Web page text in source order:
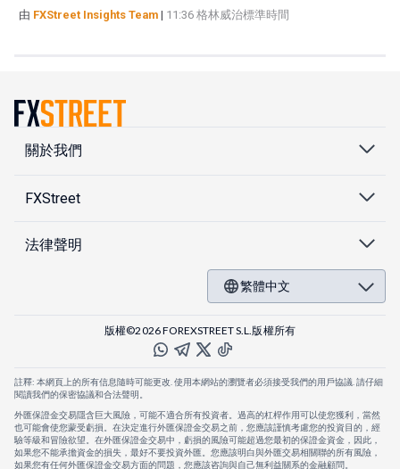
由 FXStreet Insights Team | 11:36 格林威治標準時間
關於我們
FXStreet
法律聲明
繁體中文
版權©2026 FOREXSTREET S.L.版權所有
註釋: 本網頁上的所有信息隨時可能更改. 使用本網站的瀏覽者必須接受我們的用戶協議. 請仔細
閱讀我們的保密協議和合法聲明。
外匯保證金交易隱含巨大風險，可能不適合所有投資者。過高的杠桿作用可以使您獲利，當然
也可能會使您蒙受虧損。在決定進行外匯保證金交易之前，您應該謹慎考慮您的投資目的，經
驗等級和冒險欲望。在外匯保證金交易中，虧損的風險可能超過您最初的保證金資金，因此，
如果您不能承擔資金的損失，最好不要投資外匯。您應該明白與外匯交易相關聯的所有風險，
如果您有任何外匯保證金交易方面的問題，您應該咨詢與自己無利益關系的金融顧問。